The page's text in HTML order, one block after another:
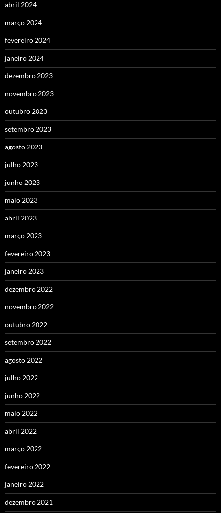
abril 2024
março 2024
fevereiro 2024
janeiro 2024
dezembro 2023
novembro 2023
outubro 2023
setembro 2023
agosto 2023
julho 2023
junho 2023
maio 2023
abril 2023
março 2023
fevereiro 2023
janeiro 2023
dezembro 2022
novembro 2022
outubro 2022
setembro 2022
agosto 2022
julho 2022
junho 2022
maio 2022
abril 2022
março 2022
fevereiro 2022
janeiro 2022
dezembro 2021